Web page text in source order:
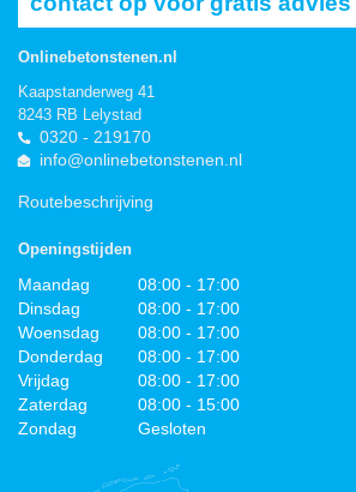
Onlinebetonstenen.nl
Kaapstanderweg 41
8243 RB Lelystad
0320 - 219170
info@onlinebetonstenen.nl
Routebeschrijving
Openingstijden
Maandag
08:00 - 17:00
Dinsdag
08:00 - 17:00
Woensdag
08:00 - 17:00
Donderdag
08:00 - 17:00
Vrijdag
08:00 - 17:00
Zaterdag
08:00 - 15:00
Zondag
Gesloten